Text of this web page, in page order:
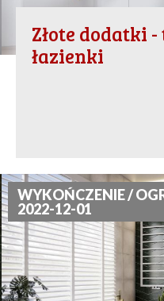
Złote dodatki
łazienki
WYKOŃCZENIE /
2022-12-01